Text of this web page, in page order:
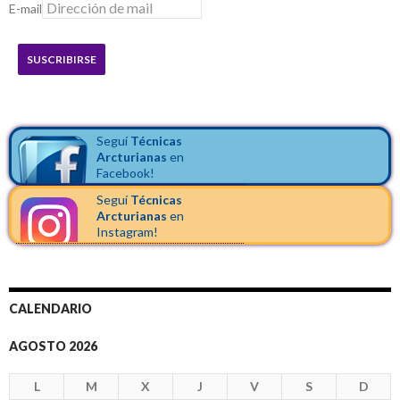
E-mail
SUSCRIBIRSE
Seguí Técnicas
Arcturianas en
Facebook!
SeguíTécnicas
Arcturianas en
Instagram!
CALENDARIO
AGOSTO 2026
L M X J V S D